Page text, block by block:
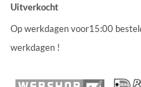
Uitverkocht
Op werkdagen voor15:00
werkdagen !